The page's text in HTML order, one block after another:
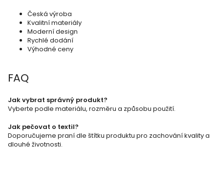
i
u
Česká výroba
Kvalitní materiály
Moderní design
Rychlé dodání
Výhodné ceny
FAQ
Jak vybrat správný produkt?
Vyberte podle materiálu, rozměru a způsobu použití.
Jak pečovat o textil?
Doporučujeme praní dle štítku produktu pro zachování kvality a
dlouhé životnosti.